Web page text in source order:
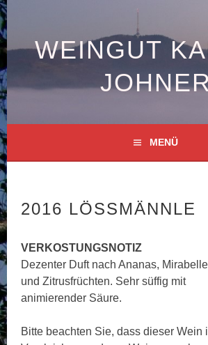
Springe
zum
Inhalt WEINGUT
MENÜ
2016 LÖSSMÄNNLE
VERKOSTUNGSNOTIZ
Dezenter Duft nach Ananas,
und Zitrusfrüchten. Sehr süffig mit
animierender Säure.
Bitte beachten Sie, dass dieser Wein